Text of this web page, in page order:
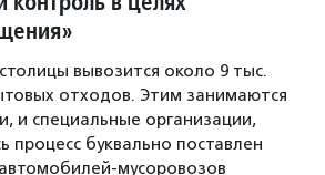
вывозится около 9 тыс.
отходов. Этим занимаются
и специальные организации,
процесс буквально поставлен
мусоровозов